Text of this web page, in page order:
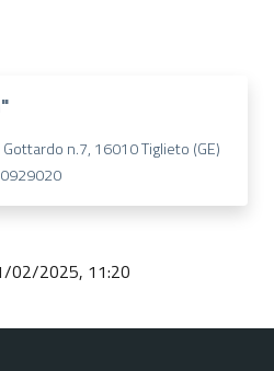
n.7, 16010 Tiglieto (GE)
02/2025, 11:20